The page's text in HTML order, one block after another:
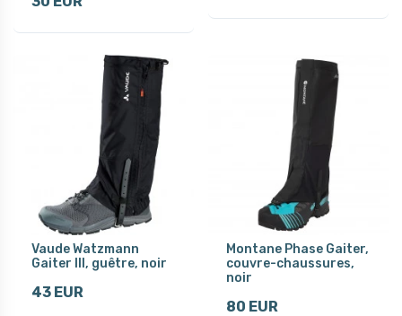
Vaude Watzmann
Gaiter III, guêtre, noir
43 EUR
Montane Phase Gaiter,
couvre-chaussures,
noir
80 EUR